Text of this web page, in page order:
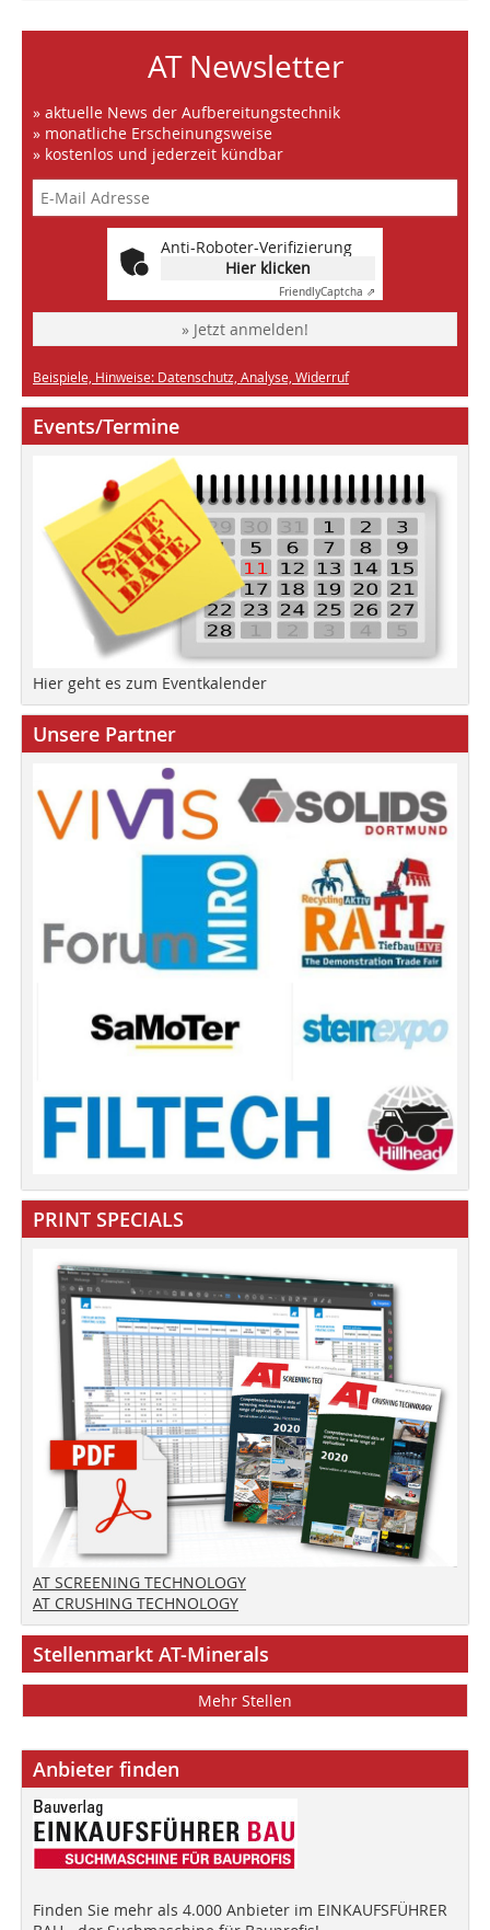
AT Newsletter
» aktuelle News der Aufbereitungstechnik
» monatliche Erscheinungsweise
» kostenlos und jederzeit kündbar
Anti-Roboter-Verifizierung
Hier klicken
FriendlyCaptcha ⇗
» Jetzt anmelden!
Beispiele, Hinweise: Datenschutz, Analyse, Widerruf
Events/Termine
Hier geht es zum Eventkalender
Unsere Partner
PRINT SPECIALS
AT SCREENING TECHNOLOGY
AT CRUSHING TECHNOLOGY
Stellenmarkt AT-Minerals
Mehr Stellen
Anbieter finden
Finden Sie mehr als 4.000 Anbieter im EINKAUFSFÜHRER